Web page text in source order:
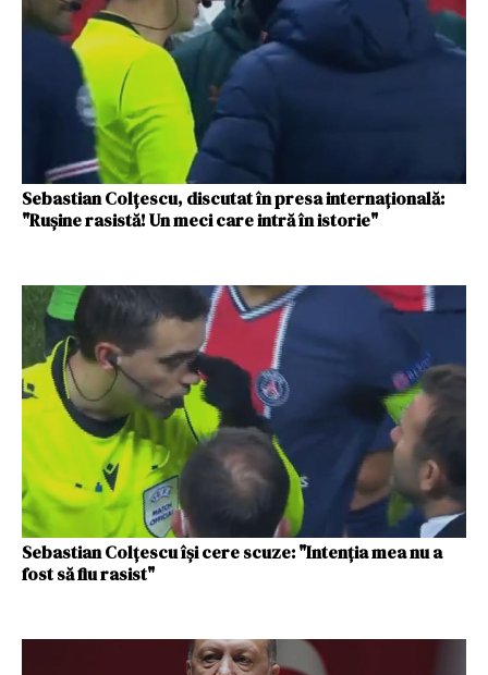
Sebastian Colţescu, discutat în presa internaţională:
"Ruşine rasistă! Un meci care intră în istorie"
Sebastian Colţescu îşi cere scuze: "Intenţia mea nu a
fost să fiu rasist"